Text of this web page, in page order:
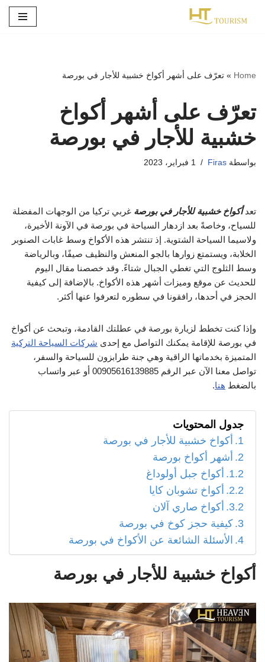
Home
» تعرّف على أشهر أكواخ خشبية للأجار في بورصة
تعرّف على أشهر أكواخ
خشبية للأجار في بورصة
بواسطة Firas 1 فبراير، 2023
تعدأكواخ خشبية للأجار في بورصة غربي تركيا من الوجهات المفضلة
للسياح، وخاصةً بعد ازدهار السياحة في بورصة في الآونة الأخيرة،
ولاسيما السياحة الشتوية. إذ تنتشر هذه الأكواخ وسط غابات الصنوبر
الخلابة، ويستمتع زوارها بالجو المنعش والنظيف صيفًا، وبالرياضة
وسط الثلوج التي تغطي الجبال شتاءً. وقد خصصنا مقال اليوم
للحديث عن موقع وميزات أشهر هذه الأكواخ. بالإضافة إلى كيفية
الحجز في أحدها، رافقونا في سطوره لتعرفوا عنها أكثر.
وإذا كنت تخطط لزيارة بورصة في عطلتك القادمة، وتبحث عن أكواخ
في بورصة للإقامة يمكنك التواصل مع إحدى شركات السياحة التركية
المتميزة بخدماتها الراقية وهي جنة طرابزون للسياحة والسفر،
تواصل معنا الآن عبر الرقم 00905616139885 أو عبر واتساب
بالضغط هنا.
جدول المحتويات
أكواخ خشبية للأجار في بورصة
أشهر أكواخ بورصة
أكواخ جبل أولوداغ
أكواخ تشوبان كايا
أكواخ صاري آلان
كيفية حجز كوخ في بورصة
الأسئلة الشائعة عن الأكواخ في بورصة
أكواخ خشبية للأجار في بورصة